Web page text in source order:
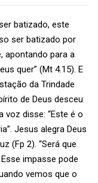
batizado, este
ser batizado por
apontando para a
quer” (Mt 4.15). E
da Trindade
de Deus desceu
voz disse: “Este é o
Jesus alegra Deus
(Fp 2). “Será que
impasse pode
vemos que o